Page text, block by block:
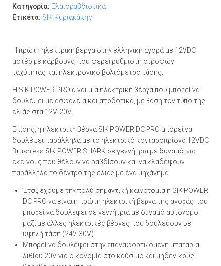
Κατηγορία: Ελαιοραβδιστικά
Ετικέτα: SIK Κυριακάκης
Η πρώτη ηλεκτρική βέργα στην ελληνική αγορά με 12VDC
μοτέρ με κάρβουνα, που φέρει ρυθμιστή στροφών
ταχύτητας και ηλεκτρονικό βολτόμετρο τάσης.
Η SIK POWER PRO είναι μία ηλεκτρική βέργα που μπορεί να
δουλέψει με ασφάλεια και αποδοτικά, με βάση τον τύπο της
ελιάς στα 12V-20V.
Επίσης, η ηλεκτρική βέργα SIK POWER DC PRO μπορεί να
δουλέψει παράλληλα με το ηλεκτρικό κονταροπρίονο 12VDC
Brushless SIK POWER SHARK σε γεννήτρια με δυναμό, για
εκείνους που θέλουν να ραβδίσουν και να κλαδέψουν
παράλληλα το δέντρο της ελιάς με ένα μηχάνημα.
Έτσι, έχουμε την πολύ σημαντική καινοτομία η SIK POWER
DC PRO να είναι η πρώτη ηλεκτρική βέργα της αγοράς που
μπορεί να δουλέψει σε γεννήτρια με δυναμό αυτόνομο
μαζί με άλλες ηλεκτρικές βέργες που δουλεύουν σε
υψηλή τάση (24V-30V).
Μπορεί να δουλέψει στην επαναφορτιζόμενη μπαταρία
λιθίου 20V για οικονομία στο καύσιμο και μηδενικούς